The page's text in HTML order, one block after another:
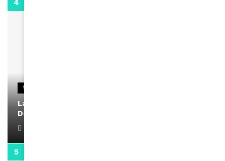
VIDEOS
La rubrique santé speciale coronavirus du
Docteur Makanda